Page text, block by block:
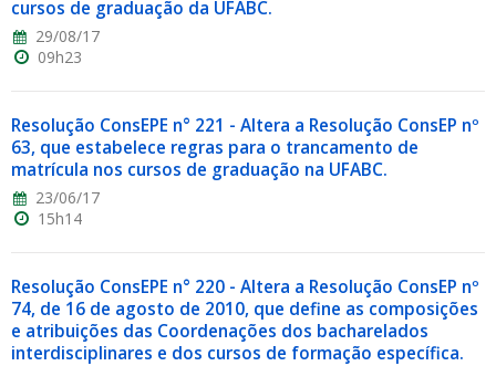
cursos de graduação da UFABC.
29/08/17
09h23
Resolução ConsEPE n° 221 - Altera a Resolução ConsEP nº
63, que estabelece regras para o trancamento de
matrícula nos cursos de graduação na UFABC.
23/06/17
15h14
Resolução ConsEPE n° 220 - Altera a Resolução ConsEP nº
74, de 16 de agosto de 2010, que define as composições
e atribuições das Coordenações dos bacharelados
interdisciplinares e dos cursos de formação específica.